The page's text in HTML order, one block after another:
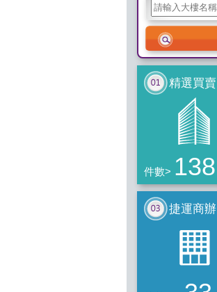
精選買賣
件數> 138
捷運商辦